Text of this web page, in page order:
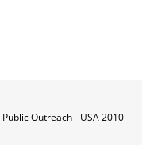
Outreach - USA 2010